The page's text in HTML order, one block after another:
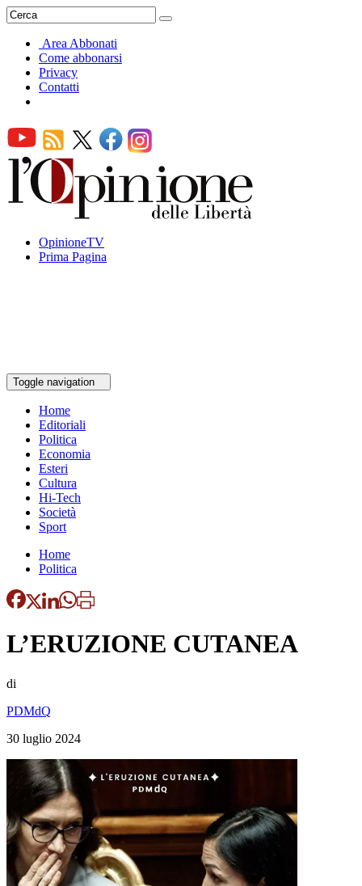
Area Abbonati
Come abbonarsi
Privacy
Contatti
OpinioneTV
Prima Pagina
Toggle navigation
Home
Editoriali
Politica
Economia
Esteri
Cultura
Hi-Tech
Società
Sport
Home
Politica
L’ERUZIONE CUTANEA
di
PDMdQ
30 luglio 2024